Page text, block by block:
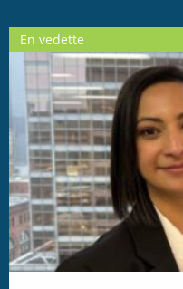
En vedette